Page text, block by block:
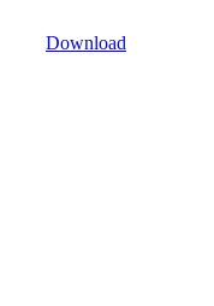
Download